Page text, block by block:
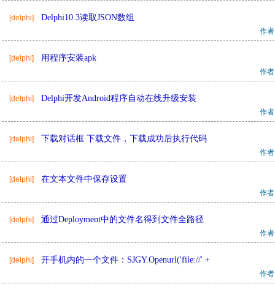
[delphi] Delphi10.3读取JSON数组
作
[delphi] 用程序安装apk
作
[delphi] Delphi开发Android程序自动在线升级安装
作
[delphi] 下载对话框 下载文件，下载成功后执行代码
作
[delphi] 在文本文件中保存设置
作
[delphi] 通过Deployment中的文件名得到文件全路径
作
[delphi] 开手机内的一个文件：SJGY.Openurl('file://' +
作